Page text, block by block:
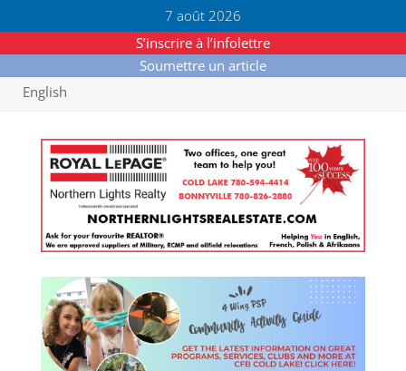
7 août 2026
S’inscrire à l’infolettre
Soumettre un article
English